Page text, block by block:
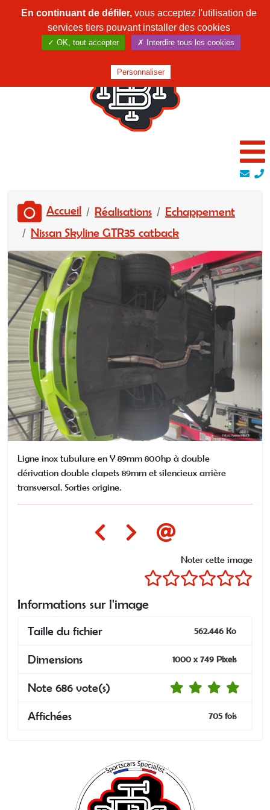
Accueil Réalisations
Echappement
Nissan Skyline GTR35 catback
Ligne inox tubulure en Y 89mm 800hp à double
dérivation double clapets 89mm et silencieux arrière
transversal. Sorties origine.
Noter cette image
Informations sur l'image
Taille du fichier 562.446 Ko
Dimensions 1000 x 749 Pixels
Note 686 vote(s)
Affichées 705 fois
En continuant de défiler,vous acceptez l'utilisation de
services tiers pouvant installer des cookies
✓ OK, tout accepter ✗ Interdire tous les cookies
Personnaliser